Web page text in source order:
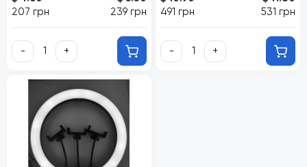
207 грн
239 грн
- +
491 грн
531 грн
- +